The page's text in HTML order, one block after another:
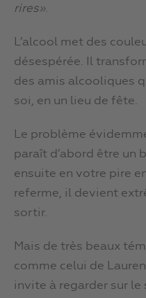
rires».
L’alcool met des
désespérée. Il
des amis alcooliques
soi, en un lieu de fête.
Le problème
paraît d’abord être un
ensuite en votre pire
referme, il devient
sortir.
Mais de très beaux
comme celui de
invite à regarder sur le